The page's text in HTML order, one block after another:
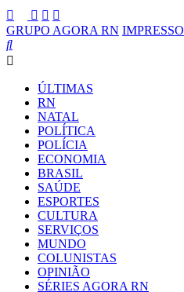
GRUPO AGORA RN IMPRESSO
ÚLTIMAS
RN
NATAL
POLÍTICA
POLÍCIA
ECONOMIA
BRASIL
SAÚDE
ESPORTES
CULTURA
SERVIÇOS
MUNDO
COLUNISTAS
OPINIÃO
SÉRIES AGORA RN